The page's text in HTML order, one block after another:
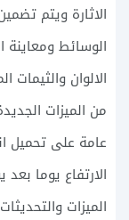
الاثارة ويتم
الوسائط
الالوان
من الميزات
عامة على تحميل
الارتفاع يوما
الميزات